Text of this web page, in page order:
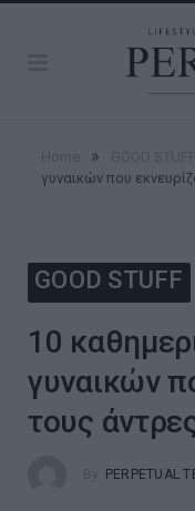
»
γυναικών που
GOOD STUFF
10
γυναικών
τους
PERPETUAL